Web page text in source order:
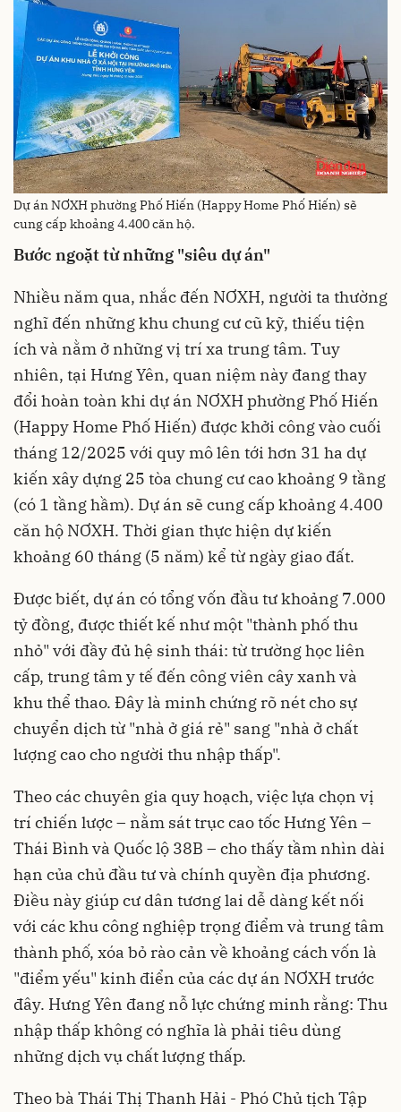
Dự án NƠXH phường Phố Hiến (Happy Home Phố Hiến) sẽ
cung cấp khoảng 4.400 căn hộ.
Bước ngoặt từ những "siêu dự án"
Nhiều năm qua, nhắc đến NƠXH, người ta thường
nghĩ đến những khu chung cư cũ kỹ, thiếu tiện
ích và nằm ở những vị trí xa trung tâm. Tuy
nhiên, tại Hưng Yên, quan niệm này đang thay
đổi hoàn toàn khi dự án NƠXH phường Phố Hiến
(Happy Home Phố Hiến) được khởi công vào cuối
tháng 12/2025 với quy mô lên tới hơn 31 ha dự
kiến xây dựng 25 tòa chung cư cao khoảng 9 tầng
(có 1 tầng hầm). Dự án sẽ cung cấp khoảng 4.400
căn hộ NƠXH. Thời gian thực hiện dự kiến
khoảng 60 tháng (5 năm) kể từ ngày giao đất.
Được biết, dự án có tổng vốn đầu tư khoảng 7.000
tỷ đồng, được thiết kế như một "thành phố thu
nhỏ" với đầy đủ hệ sinh thái: từ trường học liên
cấp, trung tâm y tế đến công viên cây xanh và
khu thể thao. Đây là minh chứng rõ nét cho sự
chuyển dịch từ "nhà ở giá rẻ" sang "nhà ở chất
lượng cao cho người thu nhập thấp".
Theo các chuyên gia quy hoạch, việc lựa chọn vị
trí chiến lược – nằm sát trục cao tốc Hưng Yên –
Thái Bình và Quốc lộ 38B – cho thấy tầm nhìn dài
hạn của chủ đầu tư và chính quyền địa phương.
Điều này giúp cư dân tương lai dễ dàng kết nối
với các khu công nghiệp trọng điểm và trung tâm
thành phố, xóa bỏ rào cản về khoảng cách vốn là
"điểm yếu" kinh điển của các dự án NƠXH trước
đây. Hưng Yên đang nỗ lực chứng minh rằng: Thu
nhập thấp không có nghĩa là phải tiêu dùng
những dịch vụ chất lượng thấp.
Theo bà Thái Thị Thanh Hải - Phó Chủ tịch Tập